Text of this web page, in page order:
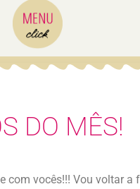
DO MÊS!
com vocês!!! Vou voltar a